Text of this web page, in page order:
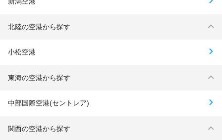
北陸の空港から探す
小松空港
東海の空港から探す
中部国際空港(セントレア)
関西の空港から探す